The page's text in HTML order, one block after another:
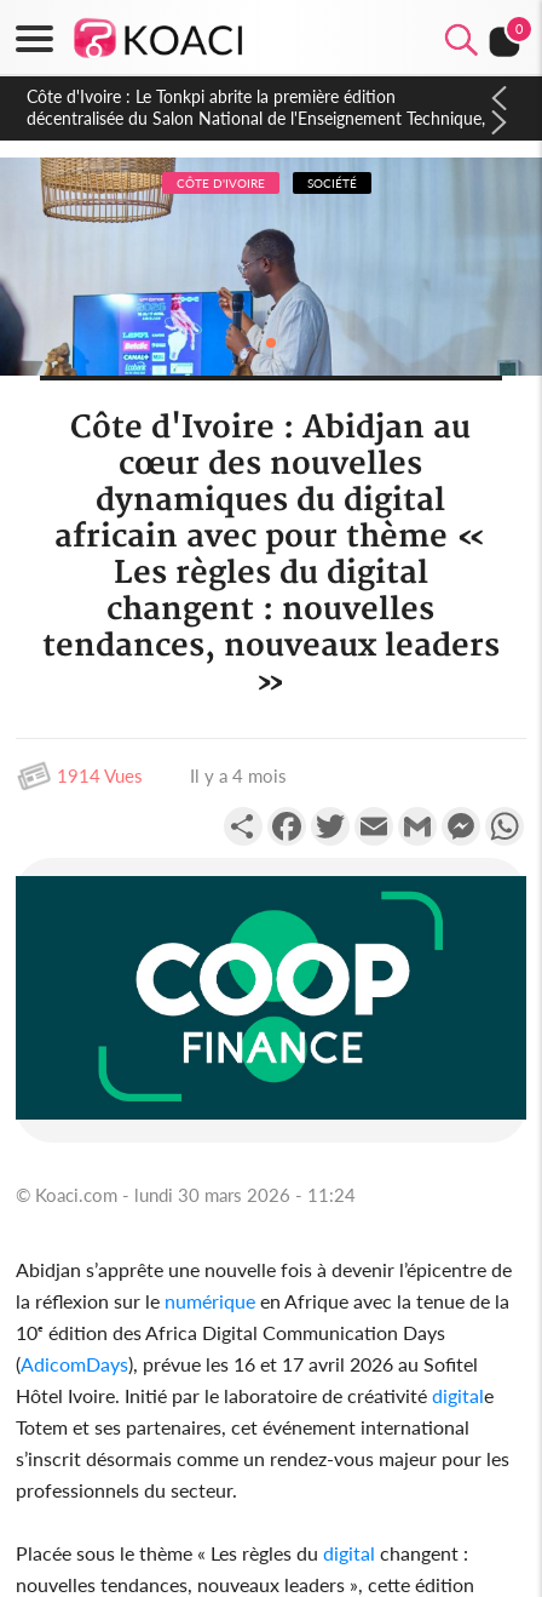
0
Côte d'Ivoire : PPA-CI, Gbagbo délègue une partie de ses
prérogatives de président à 05 cadres, vers sa retraite
politique ?
CÔTE D'IVOIRE SOCIÉTÉ
Côte d'Ivoire : Abidjan au
cœur des nouvelles
dynamiques du digital
africain avec pour thème «
Les règles du digital
changent : nouvelles
tendances, nouveaux leaders
»
1914 Vues Il y a 4 mois
PartagerFacebookTwitterEmail Gmail
© Koaci.com - lundi 30 mars 2026 - 11:24
Abidjan s’apprête une nouvelle fois à devenir l’épicentre de
la réflexion sur le numérique en Afrique avec la tenue de la
10ᵉ édition des Africa Digital Communication Days
(AdicomDays), prévue les 16 et 17 avril 2026 au Sofitel
Hôtel Ivoire. Initié par le laboratoire de créativitédigitale
Totem et ses partenaires, cet événement international
s’inscrit désormais comme un rendez-vous majeur pour les
professionnels du secteur.
Placée sous le thème « Les règles dudigital changent :
nouvelles tendances, nouveaux leaders », cette édition